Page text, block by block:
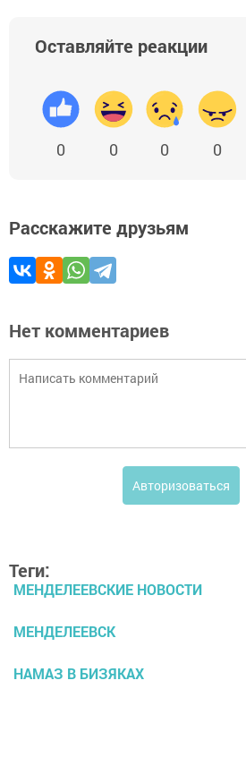
Оставляйте реакции
0 0 0 0
Расскажите друзьям
Нет комментариев
Авторизоваться
Теги:
МЕНДЕЛЕЕВСКИЕ НОВОСТИ
МЕНДЕЛЕЕВСК
НАМАЗ В БИЗЯКАХ